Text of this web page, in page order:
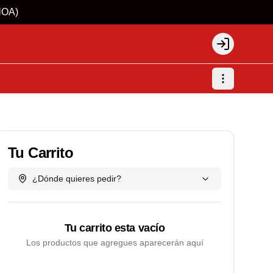
Login
Tu Carrito
¿Dónde quieres pedir?
Tu carrito esta vacío
Los productos que agregues aparecerán aquí